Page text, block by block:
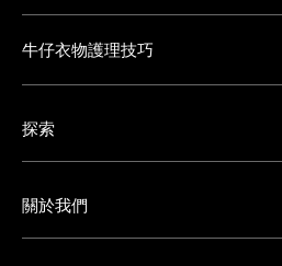
牛仔衣物護理技巧
探索
關於我們